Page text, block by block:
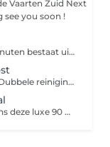
Vaarten Zuid Next
to the albert heijn, there is no payed parking see you soon !
Een gezichtsbehandeling van Ainhoa 30 minuten bestaat uit: - Reiniging - Dubbele reiniging - Scrub - Onzuiverheden verwijderen - Masker - Dagverzorging naar huidtype - Advies Een gezichtsbehandeling van Ainhoa 60 minuten bestaat uit: - Reiniging - Dubbele reiniging - Scrub - Onzuiverheden verwijderen - Epileren - Masker -Massage - Oogzone verzorging - Dagverzorging naar huidtype - Advies Een gezichtsbehandeling van Ainhoa 90 minuten bestaat uit: - Reiniging - Dubbele reiniging - Peeling - Onzuiverheden verwijderen - Wenkbrauwen epileren - Rug Massage - Masker - Oogzone verzorging - Dagverzorging naar huidtype - Advies - BAIMS makeup touch up - Marc Inbane Spraytan
Deze behandeling bestaat uit: - Reiniging - Dubbele reiniging - Onzuiverheden verwijderen - Epileren - Vliesmasker - Ampul - Massage - Massage Cupping - Huidverbeterende massage tool - Dagverzorging naar huidtype - Advies -Marc Inbane Spray tan
Cholley Anti-Aging Treatment 90 min Tijdens deze luxe 90 minuten durende anti-aging behandeling staat huidverbetering centraal. De behandeling begint met een dieptereiniging en voorbereiding van de huid, waarna gespecialiseerde Cholley producten worden aangebracht die gericht zijn op collageenstimulatie, hydratatie en herstel. Door middel van speciale tools en intensief werkende serums worden de actieve ingrediënten diep in de huid gebracht voor een maximaal resultaat. Een luxe huidverbeterende gezichtsbehandeling met het high-end Zwitserse merk Cholley. Deze behandeling focust op huidverjonging, versteviging en intensief herstel door middel van actieve ingrediënten, speciale tools, diepwerkende maskers en LED-lichttherapie. De huid wordt zichtbaar gladder, steviger en stralender. Ideaal bij huidveroudering, verslapping, fijne lijntjes en een doffe teint. incl Marc Inbane facial spray tan Infrarood Light thearpie Liroma Light therapie Collagen eye pads Skin scrubber Epileren of waxen Verven Advies